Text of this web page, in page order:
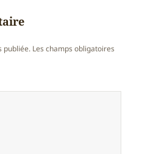
publiée. Les champs obligatoires